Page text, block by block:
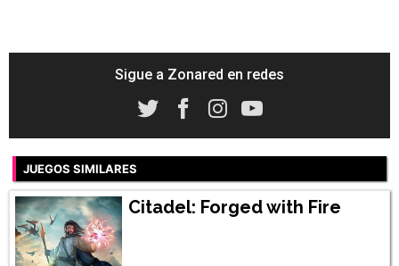
Sigue a Zonared en redes
JUEGOS SIMILARES
Citadel: Forged with Fire